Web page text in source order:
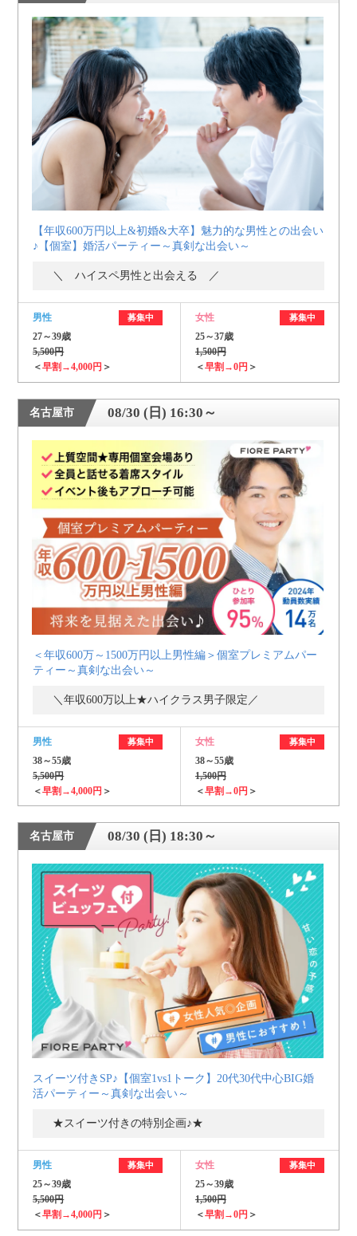
【年収600万円以上&初婚&大卒】魅力的な男性との出会い
♪【個室】婚活パーティー～真剣な出会い～
＼ ハイスペ男性と出会える ／
男性 募集中
27～39歳
5,500円
＜早割→4,000円 ＞
女性 募集中
25～37歳
1,500円
＜早割→0円 ＞
名古屋市 08/30 (日) 16:30～
＜年収600万～1500万円以上男性編＞個室プレミアムパー
ティー～真剣な出会い～
＼年収600万以上★ハイクラス男子限定／
男性 募集中
38～55歳
5,500円
＜早割→4,000円 ＞
女性 募集中
38～55歳
1,500円
＜早割→0円 ＞
名古屋市 08/30 (日) 18:30～
スイーツ付きSP♪【個室1vs1トーク】20代30代中心BIG婚
活パーティー～真剣な出会い～
★スイーツ付きの特別企画♪★
男性 募集中
25～39歳
5,500円
＜早割→4,000円 ＞
女性 募集中
25～39歳
1,500円
＜早割→0円 ＞